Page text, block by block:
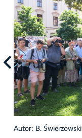
Autor: B. Świerzowski